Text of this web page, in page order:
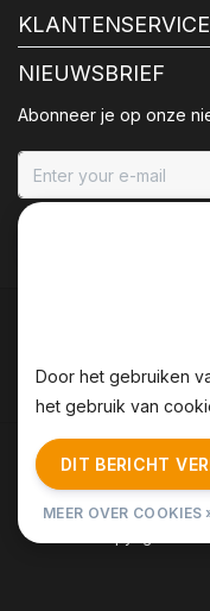
KLANTENSERVICE
NIEUWSBRIEF
Abonneer je op onze
Algemene
Door het gebruiken
het gebruik van
DIT BERICHT
MEER OVER COOKIES